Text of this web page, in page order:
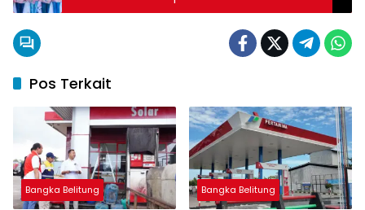
Yogyakarta
Pos Terkait
Bangka Belitung Bangka Belitung